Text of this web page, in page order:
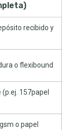
recibido y
o flexibound
157papel
o papel